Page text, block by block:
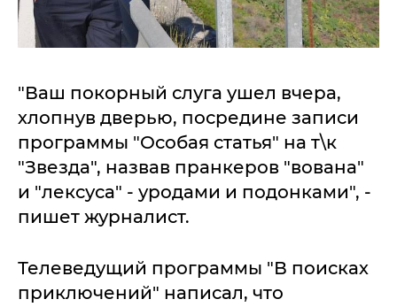
"Ваш покорный слуга ушел вчера,
хлопнув дверью, посредине записи
программы "Особая статья" на т\к
"Звезда", назвав пранкеров "вована"
и "лексуса" - уродами и подонками", -
пишет журналист.
Телеведущий программы "В поисках
приключений" написал, что